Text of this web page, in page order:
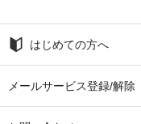
はじめての方へ
メールサービス登録/解除